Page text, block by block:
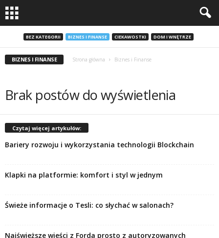
BEZ KATEGORII BIZNES I FINANSE CIEKAWOSTKI DOM I WNĘTRZE
BIZNES I FINANSE Strona główna Biznes i Finanse
Brak postów do wyświetlenia
Czytaj więcej artykułów:
Bariery rozwoju i wykorzystania technologii Blockchain
Klapki na platformie: komfort i styl w jednym
Świeże informacje o Tesli: co słychać w salonach?
Najświeższe wieści z Forda prosto z autoryzowanych